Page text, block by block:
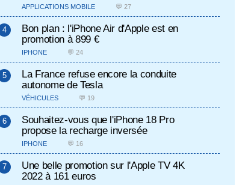
APPLICATIONS MOBILE 💬 27
Bon plan : l'iPhone Air d'Apple est en
promotion à 899 €
IPHONE 💬 24
La France refuse encore la conduite
autonome de Tesla
VÉHICULES 💬 19
Souhaitez-vous que l'iPhone 18 Pro
propose la recharge inversée
IPHONE 💬 16
Une belle promotion sur l'Apple TV 4K
2022 à 161 euros